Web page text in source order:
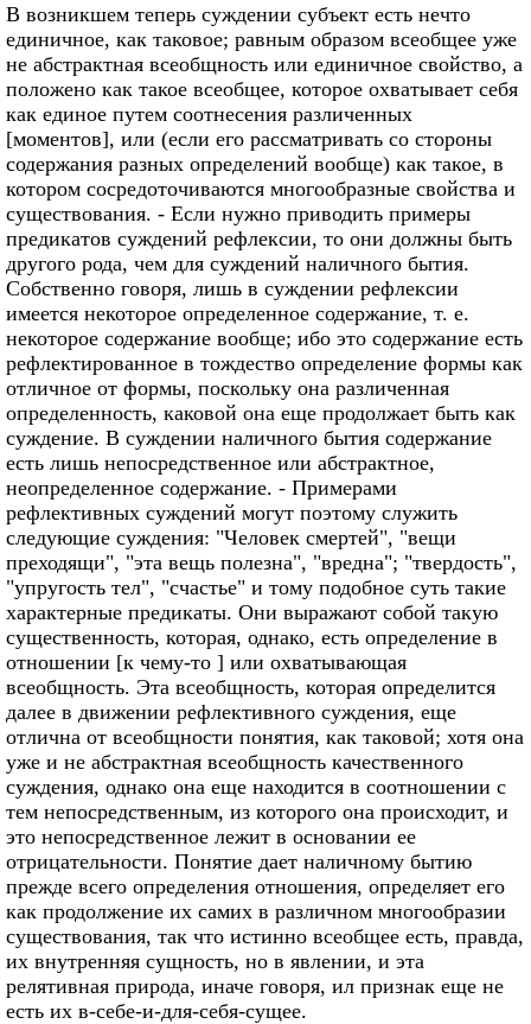
В возникшем теперь суждении субъект есть нечто
единичное, как таковое; равным образом всеобщее уже
не абстрактная всеобщность или единичное свойство, а
положено как такое всеобщее, которое охватывает себя
как единое путем соотнесения различенных
[моментов], или (если его рассматривать со стороны
содержания разных определений вообще) как такое, в
котором сосредоточиваются многообразные свойства и
существования. - Если нужно приводить примеры
предикатов суждений рефлексии, то они должны быть
другого рода, чем для суждений наличного бытия.
Собственно говоря, лишь в суждении рефлексии
имеется некоторое определенное содержание, т. е.
некоторое содержание вообще; ибо это содержание есть
рефлектированное в тождество определение формы как
отличное от формы, поскольку она различенная
определенность, каковой она еще продолжает быть как
суждение. В суждении наличного бытия содержание
есть лишь непосредственное или абстрактное,
неопределенное содержание. - Примерами
рефлективных суждений могут поэтому служить
следующие суждения: "Человек смертей", "вещи
преходящи", "эта вещь полезна", "вредна"; "твердость",
"упругость тел", "счастье" и тому подобное суть такие
характерные предикаты. Они выражают собой такую
существенность, которая, однако, есть определение в
отношении [к чему-то ] или охватывающая
всеобщность. Эта всеобщность, которая определится
далее в движении рефлективного суждения, еще
отлична от всеобщности понятия, как таковой; хотя она
уже и не абстрактная всеобщность качественного
суждения, однако она еще находится в соотношении с
тем непосредственным, из которого она происходит, и
это непосредственное лежит в основании ее
отрицательности. Понятие дает наличному бытию
прежде всего определения отношения, определяет его
как продолжение их самих в различном многообразии
существования, так что истинно всеобщее есть, правда,
их внутренняя сущность, но в явлении, и эта
релятивная природа, иначе говоря, ил признак еще не
есть их в-себе-и-для-себя-сущее.